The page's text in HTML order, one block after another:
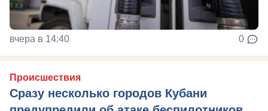
вчера в 14:40 0
Происшествия
Сразу несколько городов Кубани